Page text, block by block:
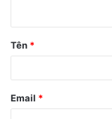
Tên *
Email *